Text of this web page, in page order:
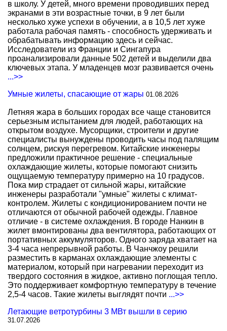
в школу. У детей, много времени проводивших перед
экранами в эти возрастные точки, в 9 лет были
несколько хуже успехи в обучении, а в 10,5 лет хуже
работала рабочая память - способность удерживать и
обрабатывать информацию здесь и сейчас.
Исследователи из Франции и Сингапура
проанализировали данные 502 детей и выделили два
ключевых этапа. У младенцев мозг развивается очень
...>>
Умные жилеты, спасающие от жары 01.08.2026
Летняя жара в больших городах все чаще становится
серьезным испытанием для людей, работающих на
открытом воздухе. Мусорщики, строители и другие
специалисты вынуждены проводить часы под палящим
солнцем, рискуя перегревом. Китайские инженеры
предложили практичное решение - специальные
охлаждающие жилеты, которые помогают снизить
ощущаемую температуру примерно на 10 градусов.
Пока мир страдает от сильной жары, китайские
инженеры разработали "умные" жилеты с климат-
контролем. Жилеты с кондиционированием почти не
отличаются от обычной рабочей одежды. Главное
отличие - в системе охлаждения. В городе Нанкин в
жилет вмонтированы два вентилятора, работающих от
портативных аккумуляторов. Одного заряда хватает на
3-4 часа непрерывной работы. В Чанчжоу решили
разместить в карманах охлаждающие элементы с
материалом, который при нагревании переходит из
твердого состояния в жидкое, активно поглощая тепло.
Это поддерживает комфортную температуру в течение
2,5-4 часов. Такие жилеты выглядят почти ...>>
Летающие ветротурбины 3 МВт вышли в серию
31.07.2026